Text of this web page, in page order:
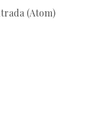
(Atom)